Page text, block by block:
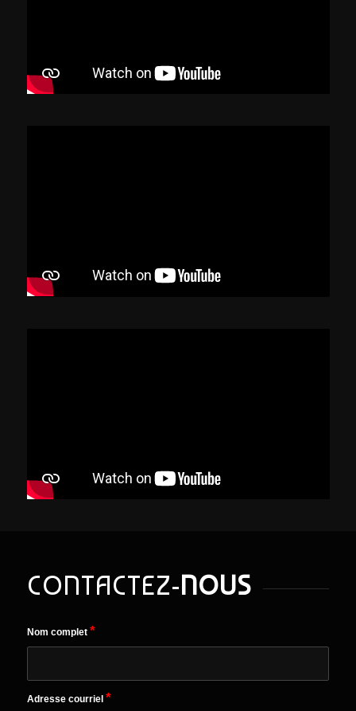
CONTACTEZ-NOUS
Nom complet *
Adresse courriel *